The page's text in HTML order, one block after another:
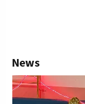
News